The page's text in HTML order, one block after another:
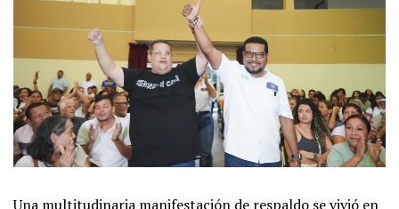
Una multitudinaria manifestación de respaldo se vivió en